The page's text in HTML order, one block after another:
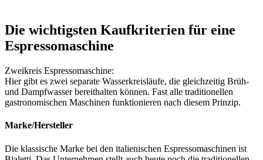
Die wichtigsten Kaufkriterien für eine
Espressomaschine
Zweikreis Espressomaschine:
Hier gibt es zwei separate Wasserkreisläufe, die gleichzeitig Brüh-
und Dampfwasser bereithalten können. Fast alle traditionellen
gastronomischen Maschinen funktionieren nach diesem Prinzip.
Marke/Hersteller
Die klassische Marke bei den italienischen Espressomaschinen ist